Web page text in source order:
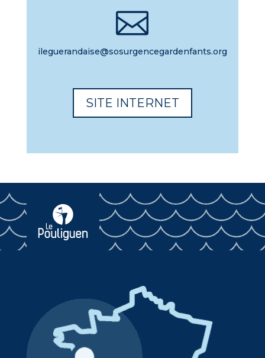

ileguerandaise@sosurgencegardenfants.org
SITE INTERNET